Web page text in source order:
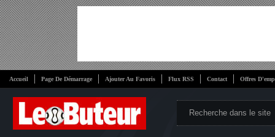
Accueil Page De Démarrage Ajouter Au Favoris Flux RSS Contact Offres